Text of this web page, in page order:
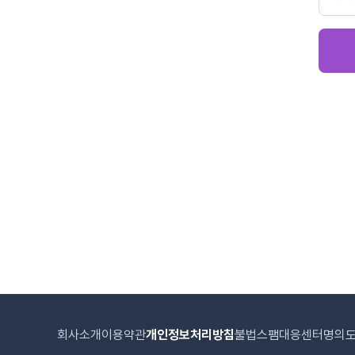
회사소개 이용약관개인정보처리방침불법스팸대응센터 명의